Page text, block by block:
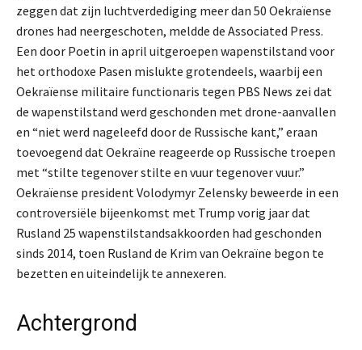
zeggen dat zijn luchtverdediging meer dan 50 Oekraïense
drones had neergeschoten, meldde de Associated Press.
Een door Poetin in april uitgeroepen wapenstilstand voor
het orthodoxe Pasen mislukte grotendeels, waarbij een
Oekraïense militaire functionaris tegen PBS News zei dat
de wapenstilstand werd geschonden met drone-aanvallen
en “niet werd nageleefd door de Russische kant,” eraan
toevoegend dat Oekraïne reageerde op Russische troepen
met “stilte tegenover stilte en vuur tegenover vuur.”
Oekraïense president Volodymyr Zelensky beweerde in een
controversiële bijeenkomst met Trump vorig jaar dat
Rusland 25 wapenstilstandsakkoorden had geschonden
sinds 2014, toen Rusland de Krim van Oekraïne begon te
bezetten en uiteindelijk te annexeren.
Achtergrond